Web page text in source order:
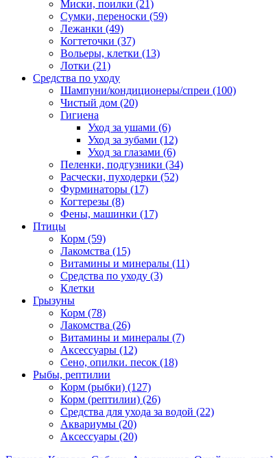
Миски, поилки (21)
Сумки, переноски (59)
Лежанки (49)
Когтеточки (37)
Вольеры, клетки (13)
Лотки (21)
Средства по уходу
Шампуни/кондиционеры/спреи (100)
Чистый дом (20)
Гигиена
Уход за ушами (6)
Уход за зубами (12)
Уход за глазами (6)
Пеленки, подгузники (34)
Расчески, пуходерки (52)
Фурминаторы (17)
Когтерезы (8)
Фены, машинки (17)
Птицы
Корм (59)
Лакомства (15)
Витамины и минералы (11)
Средства по уходу (3)
Клетки
Грызуны
Корм (78)
Лакомства (26)
Витамины и минералы (7)
Аксессуары (12)
Сено, опилки. песок (18)
Рыбы, рептилии
Корм (рыбки) (127)
Корм (рептилии) (26)
Средства для ухода за водой (22)
Аквариумы (20)
Аксессуары (20)